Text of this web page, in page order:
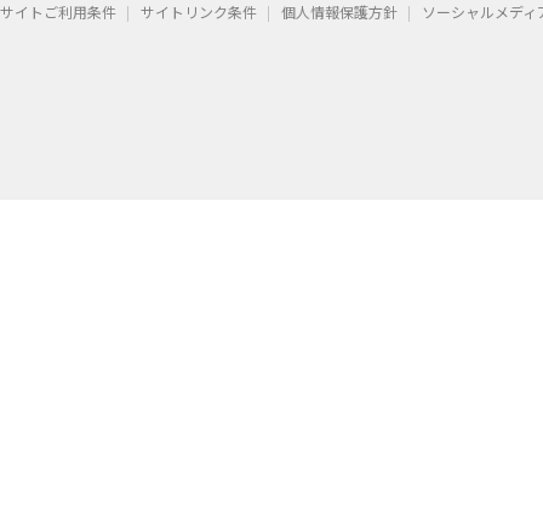
サイトご利用条件 サイトリンク条件 個人情報保護方針 ソーシャルメデ